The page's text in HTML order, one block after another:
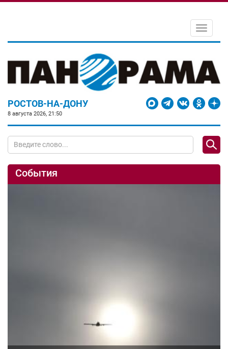
Toggle
РОСТОВ-НА-ДОНУ
8 августа 2026, 21:50
События